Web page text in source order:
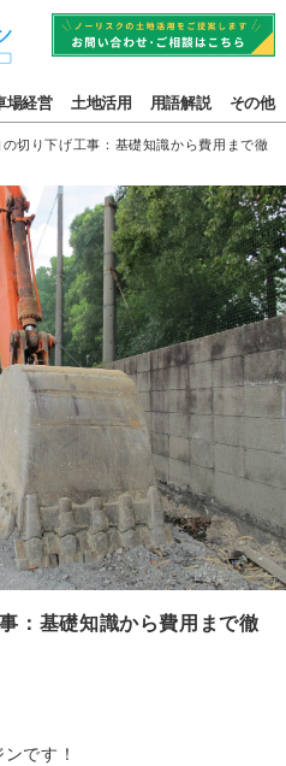
場経営 土地活用 用語解説 その他
切り下げ工事：基礎知識から費用まで徹
：基礎知識から費用まで徹
です！